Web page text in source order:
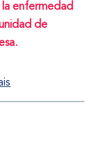
enfermedad
de